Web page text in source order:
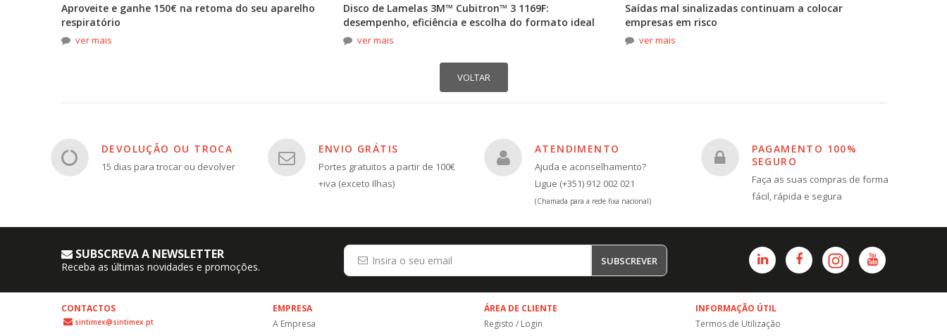
Aproveite e ganhe 150€ na retoma do seu aparelho
respiratório
ver mais
Disco de Lamelas 3M™ Cubitron™ 3 1169F:
desempenho, eficiência e escolha do formato ideal
ver mais
Saídas mal sinalizadas continuam a colocar
empresas em risco
ver mais
DEVOLUÇÃO OU TROCA
15 dias para trocar ou devolver
ENVIO GRÁTIS
Portes gratuitos a partir de 100€
+iva (exceto Ilhas)
ATENDIMENTO
Ajuda e aconselhamento?
Ligue (+351) 912 002 021
(Chamada para a rede fixa nacional)
PAGAMENTO 100%
SEGURO
Faça as suas compras de forma
fácil, rápida e segura
SUBSCREVA A NEWSLETTER
Receba as últimas novidades e promoções. SUBSCREVER
CONTACTOS
sintimex@sintimex.pt
EMPRESA
A Empresa
ÁREA DE CLIENTE
Registo / Login
INFORMAÇÃO ÚTIL
Termos de Utilização